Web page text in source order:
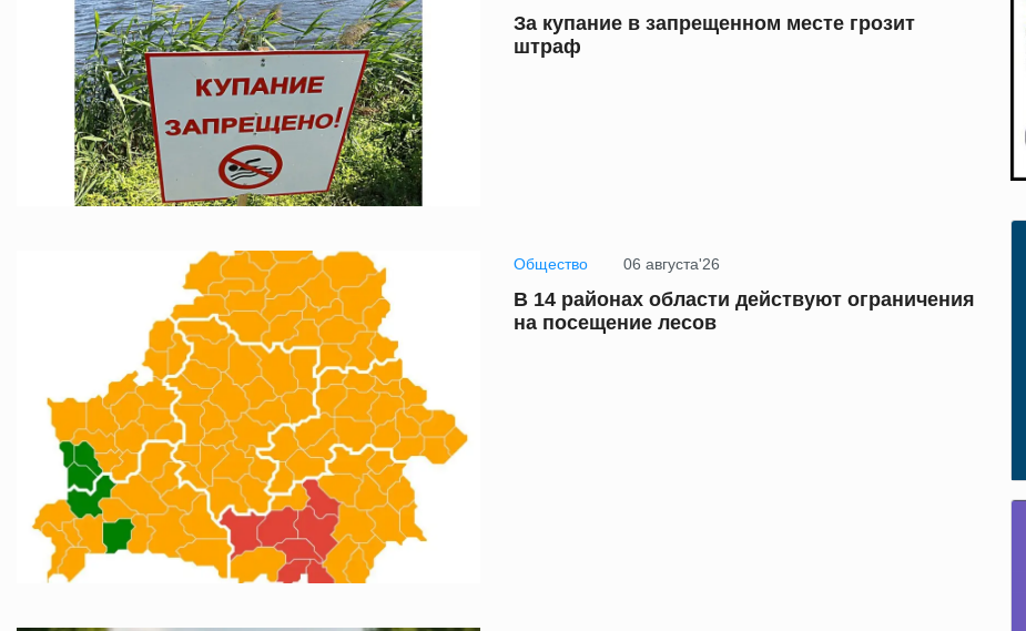
За купание в запрещенном месте грозит
штраф
Общество 06 августа'26
В 14 районах области действуют ограничения
на посещение лесов